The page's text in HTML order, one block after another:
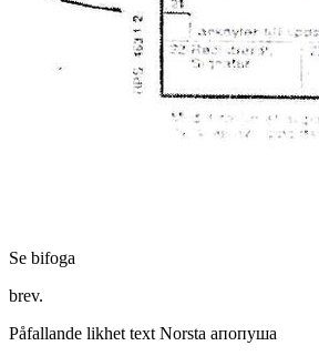
Se bifoga
brev.
Påfallande likhet text Norsta aпопуша